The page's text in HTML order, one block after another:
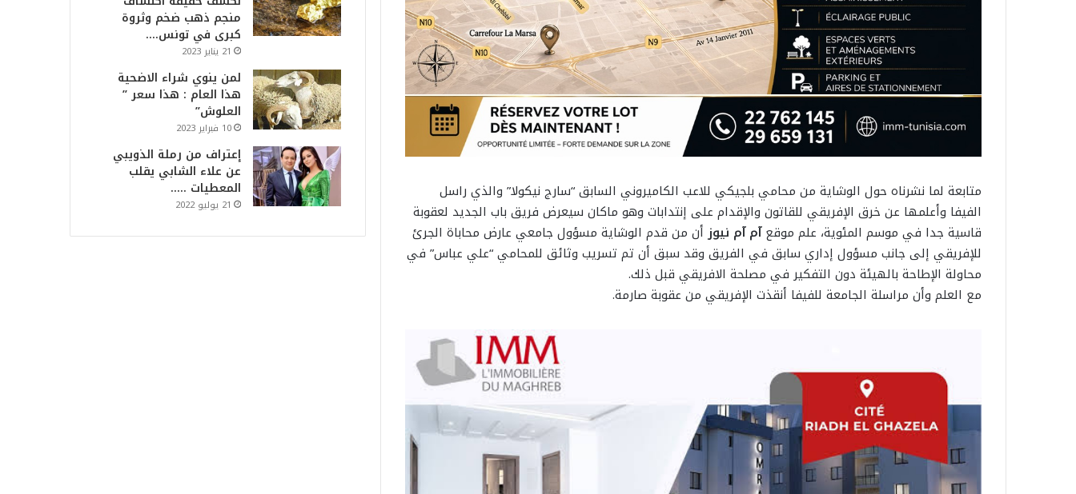
متابعة لما نشرناه حول الوشاية من محامي بلجيكي للاعب الكاميروني السابق “سارج نيكولا” والذي راسل
الفيفا وأعلمها عن خرق الإفريقي للقاتون والإقدام على إنتدابات وهو ماكان سيعرض فريق باب الجديد لعقوبة
قاسية جدا في موسم المئوية، علم موقعآم آم نيوز أن من قدم الوشاية مسؤول جامعي عارض محاباة الجرئ
للإفريقي إلى جانب مسؤول إداري سابق في الفريق وقد سبق أن تم تسريب وثائق للمحامي “علي عباس” في
محاولة الإطاحة بالهيئة دون التفكير في مصلحة الافريقي قبل ذلك.
مع العلم وأن مراسلة الجامعة للفيفا أنقذت الإفريقي من عقوبة صارمة.
منجم ذهب ضخم وثروة
كبرى في تونس….
21 يناير 2023
لمن ينوي شراء الاضحية
هذا العام : هذا سعر ”
العلوش”
10 فبراير 2023
إعتراف من رملة الذويبي
عن علاء الشابي يقلب
المعطيات …..
21 يوليو 2022